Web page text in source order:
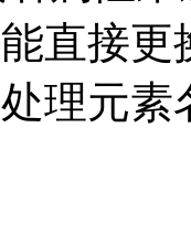
直接
理元